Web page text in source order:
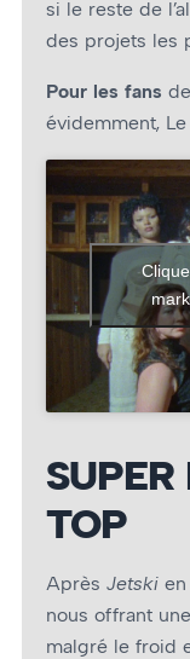
si le reste de
des projets les
Pour les fans
évidemment,
TOP
Après Jetski
nous offrant
malgré le froid